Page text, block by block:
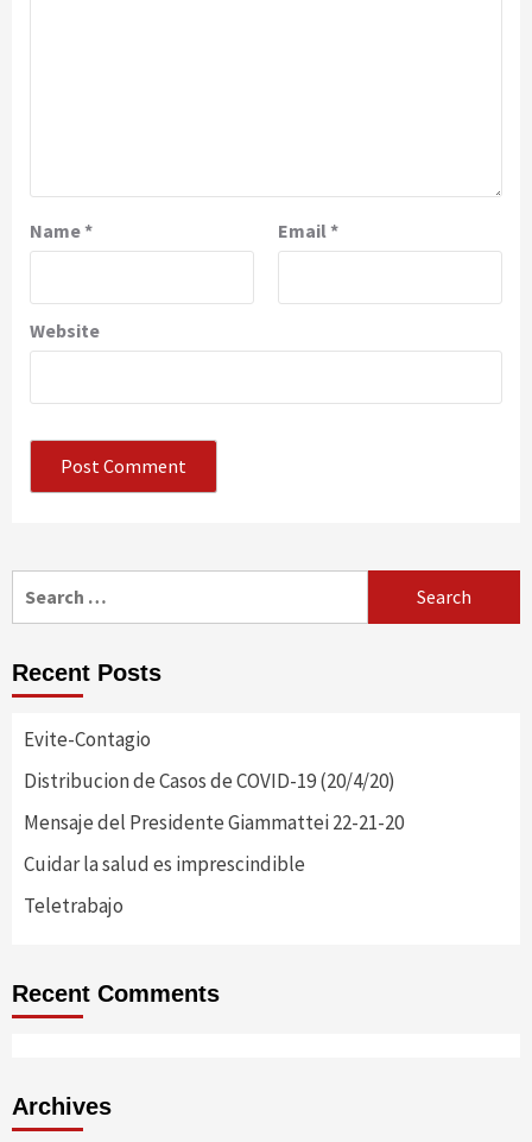
Name* Email *
Website
for:
Recent Posts
Evite-Contagio
Distribucion de Casos de COVID-19 (20/4/20)
Mensaje del Presidente Giammattei 22-21-20
Cuidar la salud es imprescindible
Teletrabajo
Recent Comments
Archives